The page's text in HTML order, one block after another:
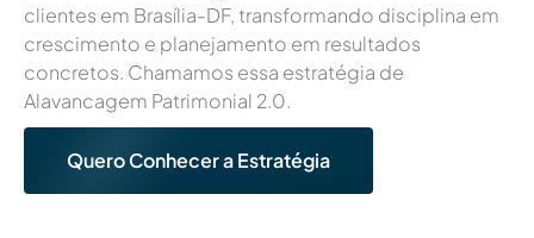
clientes em Brasília-DF, transformando disciplina em
crescimento e planejamento em resultados
concretos. Chamamos essa estratégia de
Alavancagem Patrimonial 2.0.
Quero Conhecer a Estratégia